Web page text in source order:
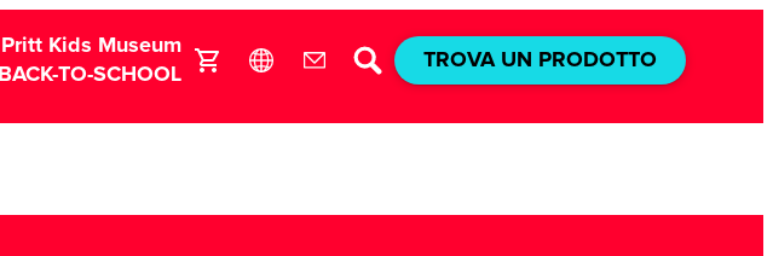
BACK-TO-SCHOOL
Pritt Kids Museum
TROVA UN PRODOTTO